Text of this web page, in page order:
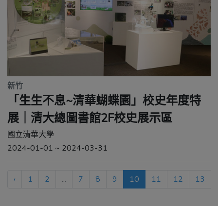
新竹
「生生不息~清華蝴蝶園」校史年度特
展｜清大總圖書館2F校史展示區
國立清華大學
2024-01-01 ~ 2024-03-31
‹ 1 2 ... 7 8 9 10 11 12 13